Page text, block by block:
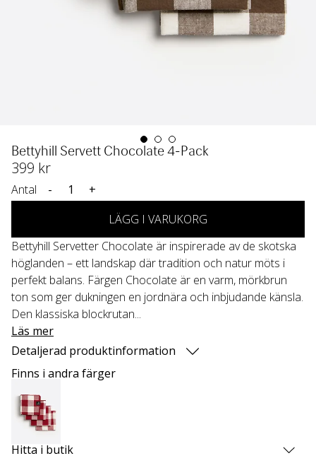
Bettyhill Servett Chocolate 4-Pack
399 kr
Antal -
+
LÄGG I VARUKORG
Bettyhill Servetter Chocolate är inspirerade av de skotska
höglanden – ett landskap där tradition och natur möts i
perfekt balans. Färgen Chocolate är en varm, mörkbrun
ton som ger dukningen en jordnära och inbjudande känsla.
Den klassiska blockrutan...
Läs mer
Detaljerad produktinformation
Finns i andra färger
Hitta i butik